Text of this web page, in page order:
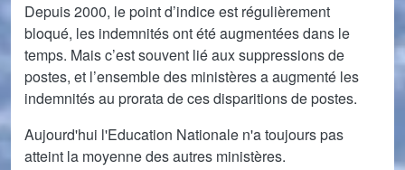
Depuis 2000, le point d’indice est régulièrement
bloqué, les indemnités ont été augmentées dans le
temps. Mais c’est souvent lié aux suppressions de
postes, et l’ensemble des ministères a augmenté les
indemnités au prorata de ces disparitions de postes.
Aujourd'hui l'Education Nationale n'a toujours pas
atteint la moyenne des autres ministères.